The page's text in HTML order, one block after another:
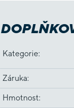
Kategorie:
Záruka:
Hmotnost: